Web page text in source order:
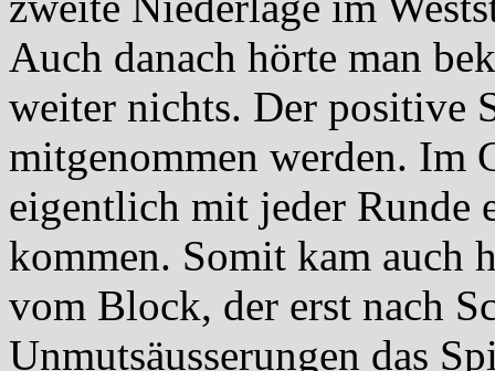
Auch danach hörte man
weiter nichts. Der positive
mitgenommen werden. Im
eigentlich mit jeder Runde
kommen. Somit kam auch
vom Block, der erst nach
Unmutsäusserungen das